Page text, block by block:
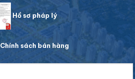
Hồ sơ pháp lý
Chính sách bán hàng